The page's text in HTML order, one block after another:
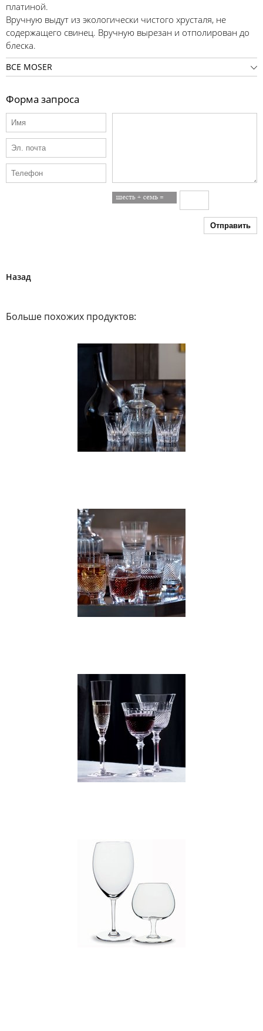
платиной.
Вручную выдут из экологически чистого хрусталя, не
содержащего свинец. Вручную вырезан и отполирован до
блеска.
ВСЕ MOSER
Форма запроса
Отправить
Назад
Больше похожих продуктов: